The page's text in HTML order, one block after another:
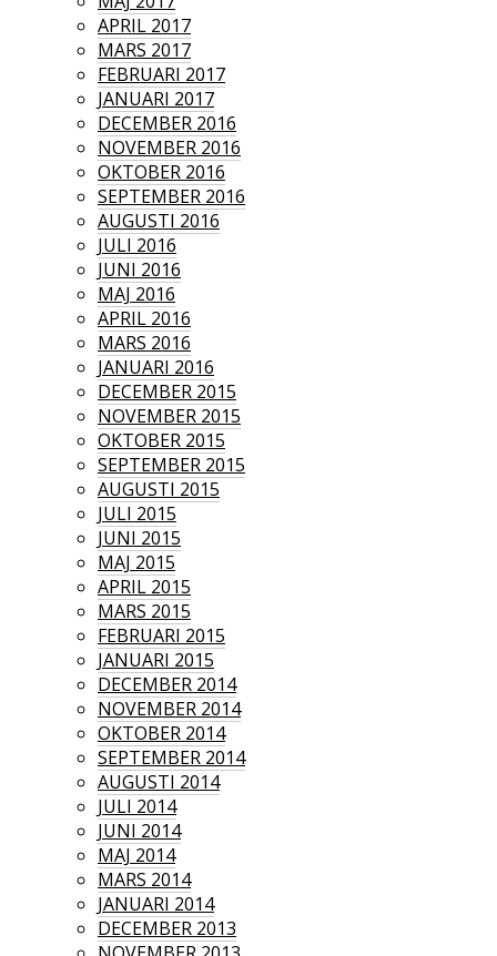
APRIL 2017
MARS 2017
FEBRUARI 2017
JANUARI 2017
DECEMBER 2016
NOVEMBER 2016
OKTOBER 2016
SEPTEMBER 2016
AUGUSTI 2016
JULI 2016
JUNI 2016
MAJ 2016
APRIL 2016
MARS 2016
JANUARI 2016
DECEMBER 2015
NOVEMBER 2015
OKTOBER 2015
SEPTEMBER 2015
AUGUSTI 2015
JULI 2015
JUNI 2015
MAJ 2015
APRIL 2015
MARS 2015
FEBRUARI 2015
JANUARI 2015
DECEMBER 2014
NOVEMBER 2014
OKTOBER 2014
SEPTEMBER 2014
AUGUSTI 2014
JULI 2014
JUNI 2014
MAJ 2014
MARS 2014
JANUARI 2014
DECEMBER 2013